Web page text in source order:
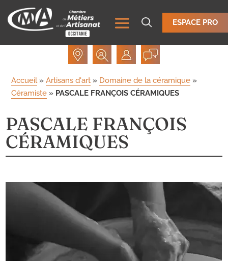
ESPACE PRO
Accueil »Artisans d'art » Domaine de la céramique »
Céramiste » PASCALE FRANÇOIS CÉRAMIQUES
PASCALE FRANÇOIS
CÉRAMIQUES